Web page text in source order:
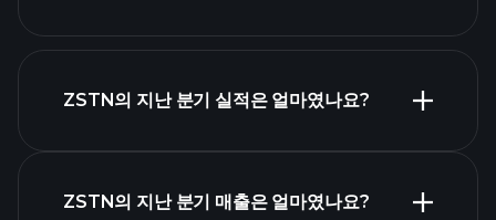
ZSTN의 지난 분기 실적은 얼마였나요?
ZSTN의 지난 분기 매출은 얼마였나요?